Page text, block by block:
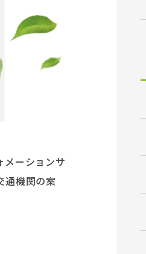
メーションサ
通機関の案